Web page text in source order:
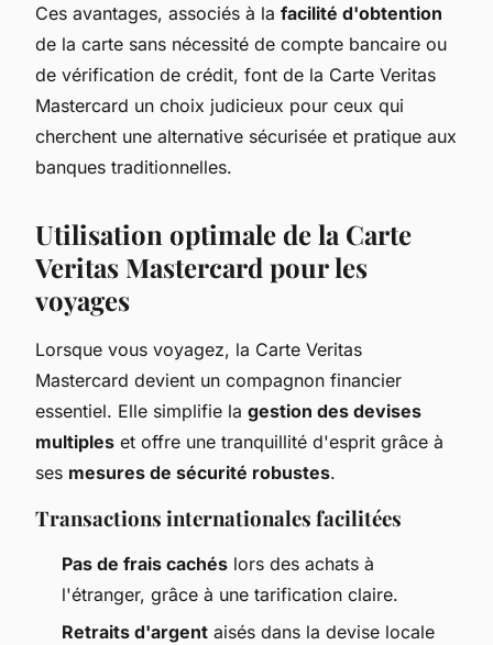
Ces avantages, associés à la facilité d'obtention
de la carte sans nécessité de compte bancaire ou
de vérification de crédit, font de la Carte Veritas
Mastercard un choix judicieux pour ceux qui
cherchent une alternative sécurisée et pratique aux
banques traditionnelles.
Utilisation optimale de la Carte
Veritas Mastercard pour les
voyages
Lorsque vous voyagez, la Carte Veritas
Mastercard devient un compagnon financier
essentiel. Elle simplifie la gestion des devises
multiples et offre une tranquillité d'esprit grâce à
ses mesures de sécurité robustes.
Transactions internationales facilitées
Pas de frais cachés lors des achats à
l'étranger, grâce à une tarification claire.
Retraits d'argent aisés dans la devise locale